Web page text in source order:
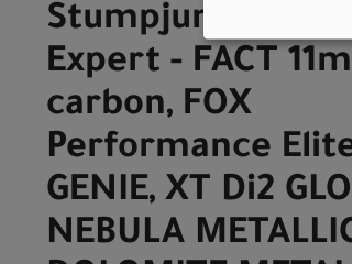
Stumpjumper 15
Expert - FACT 11m
carbon, FOX
Performance
GENIE, XT Di2
NEBULA